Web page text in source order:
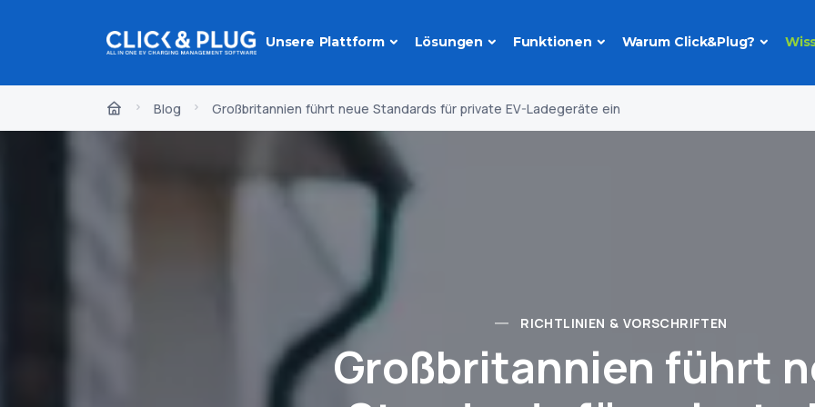
Unsere Plattform Lösungen Funktionen Warum Click&Plug?
Blog Großbritannien führt neue Standards für private EV-Ladegeräte ein
RICHTLINIEN & VORSCHRIFTEN
Großbritannien führt